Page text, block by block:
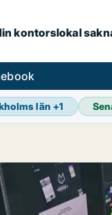
kontorslokal
län +1